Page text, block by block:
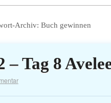
Archiv:Buch gewinnen
Tag 8